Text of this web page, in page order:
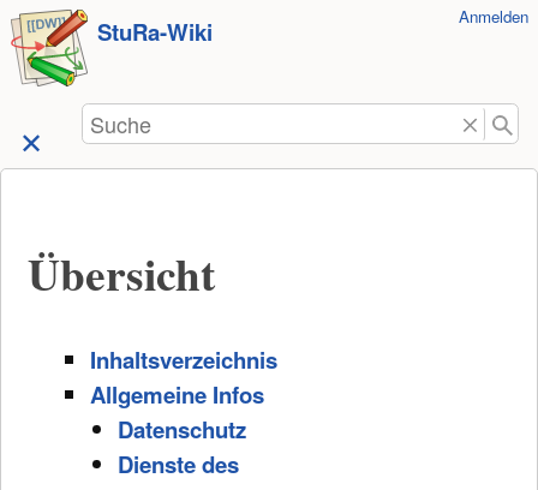
zum
Inhalt
springen
StuRa-Wiki Anmelden
Suche
Übersicht
Inhaltsverzeichnis
Allgemeine Infos
Datenschutz
Dienste des